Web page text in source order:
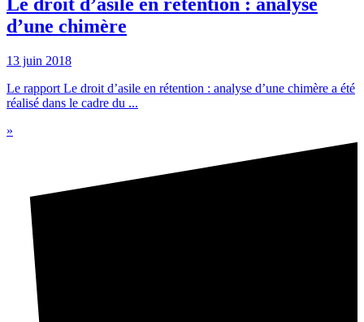
d’une chimère
13 juin 2018
Le rapport Le droit d’asile en rétention : analyse d’une chimère a été
réalisé dans le cadre du ...
»